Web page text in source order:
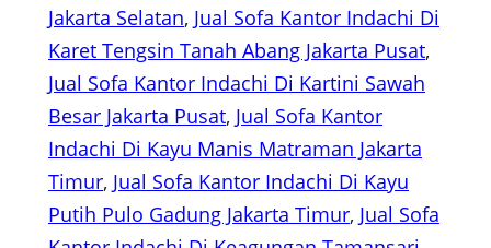
Jakarta Selatan, Jual Sofa Kantor Indachi Di
Karet Tengsin Tanah Abang Jakarta Pusat
Jual Sofa Kantor Indachi Di Kartini Sawah
Besar Jakarta Pusat, Jual Sofa Kantor
Indachi Di Kayu Manis Matraman Jakarta
Timur, Jual Sofa Kantor Indachi Di Kayu
Putih Pulo Gadung Jakarta Timur, Jual Sofa